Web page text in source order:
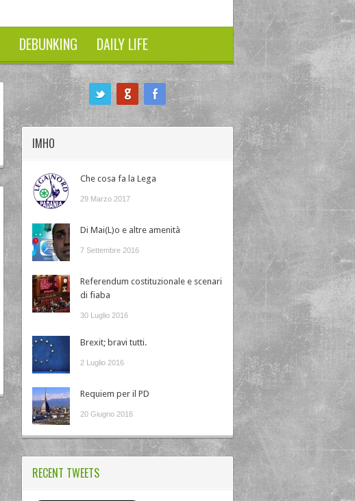
DEBUNKING DAILY LIFE
IMHO
Che cosa fa la Lega
29 Marzo 2017
Di Mai(L)o e altre amenità
7 Settembre 2016
Referendum costituzionale e scenari
di fiaba
30 Luglio 2016
Brexit; bravi tutti.
2 Luglio 2016
Requiem per il PD
20 Giugno 2016
RECENT TWEETS